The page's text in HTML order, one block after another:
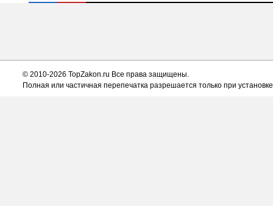
© 2010-2026 TopZakon.ru Все права защищены.
Полная или частичная перепечатка разрешается только при